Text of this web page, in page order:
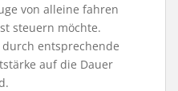
von alleine fahren
steuern möchte.
entsprechende
auf die Dauer